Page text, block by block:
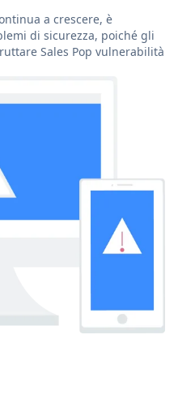
a crescere, è
di sicurezza, poiché gli
Sales Pop vulnerabilità